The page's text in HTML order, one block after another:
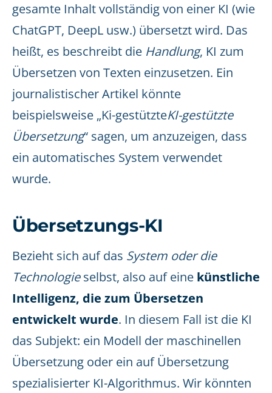
gesamte Inhalt vollständig von einer KI (wie
ChatGPT, DeepL usw.) übersetzt wird. Das
heißt, es beschreibt die Handlung, KI zum
Übersetzen von Texten einzusetzen. Ein
journalistischer Artikel könnte
beispielsweise „Ki-gestützteKI-gestützte
Übersetzung“ sagen, um anzuzeigen, dass
ein automatisches System verwendet
wurde.
Übersetzungs-KI
Bezieht sich auf das System oder die
Technologieselbst, also auf eine künstliche
Intelligenz, die zum Übersetzen
entwickelt wurde. In diesem Fall ist die KI
das Subjekt: ein Modell der maschinellen
Übersetzung oder ein auf Übersetzung
spezialisierter KI-Algorithmus. Wir könnten